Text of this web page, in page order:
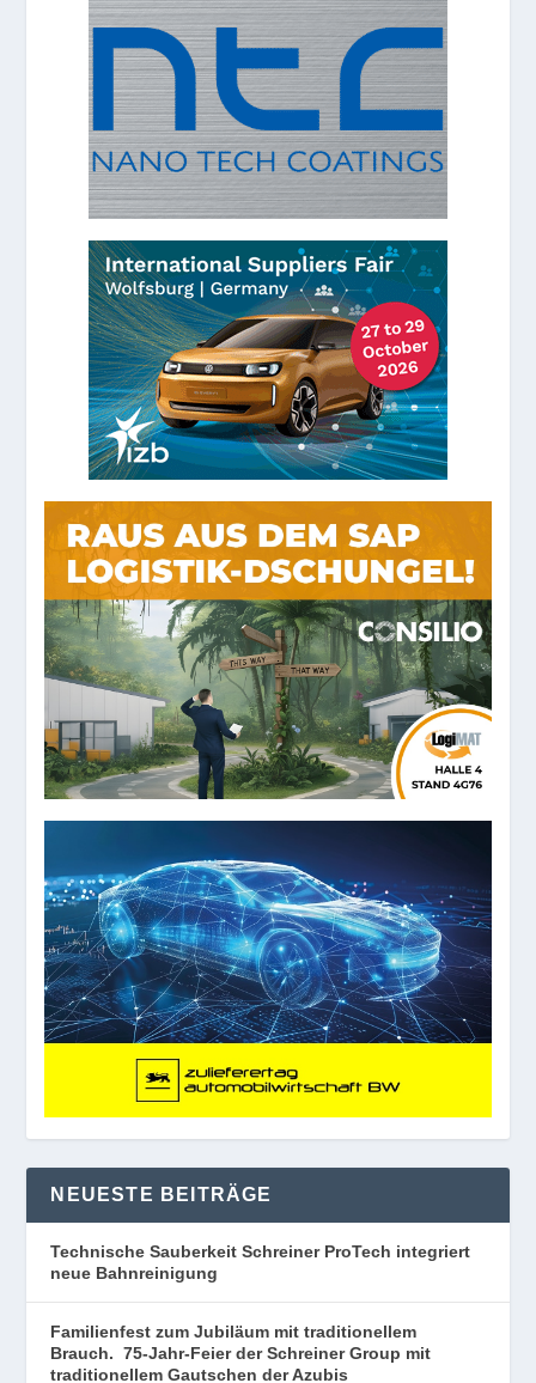
NEUESTE BEITRÄGE
Technische Sauberkeit Schreiner ProTech integriert
neue Bahnreinigung
Familienfest zum Jubiläum mit traditionellem
Brauch. 75-Jahr-Feier der Schreiner Group mit
traditionellem Gautschen der Azubis